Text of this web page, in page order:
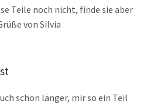
Teile noch nicht, finde sie aber
von Silvia
schon länger, mir so ein Teil